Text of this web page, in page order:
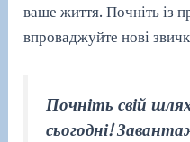
ваше життя. Почніть із
впроваджуйте нові
Почніть свій
сьогодні!